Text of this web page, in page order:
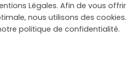
Légales. Afin de vous offrir
nous utilisons des cookies.
politique de confidentialité.